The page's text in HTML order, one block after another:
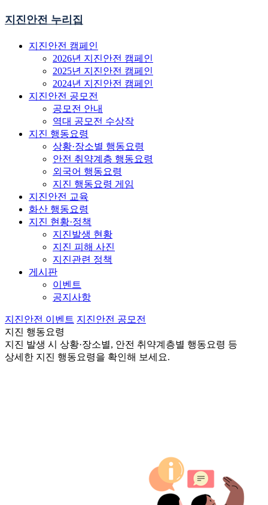
지진안전 누리집
지진안전 캠페인
2026년 지진안전 캠페인
2025년 지진안전 캠페인
2024년 지진안전 캠페인
지진안전 공모전
공모전 안내
역대 공모전 수상작
지진 행동요령
상황·장소별 행동요령
안전 취약계층 행동요령
외국어 행동요령
지진 행동요령 게임
지진안전 교육
화산 행동요령
지진 현황·정책
지진발생 현황
지진 피해 사진
지진관련 정책
게시판
이벤트
공지사항
지진안전 이벤트 지진안전 공모전
지진 행동요령
지진 발생 시 상황·장소별, 안전 취약계층별 행동요령 등
상세한 지진 행동요령을 확인해 보세요.